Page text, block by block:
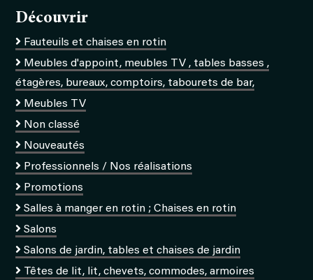
Découvrir
Fauteuils et chaises en rotin
Meubles d'appoint, meubles TV , tables basses ,
étagères, bureaux, comptoirs, tabourets de bar,
Meubles TV
Non classé
Nouveautés
Professionnels / Nos réalisations
Promotions
Salles à manger en rotin ; Chaises en rotin
Salons
Salons de jardin, tables et chaises de jardin
Têtes de lit, lit, chevets, commodes, armoires